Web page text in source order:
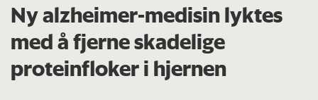
Ny alzheimer-medisin lyktes
med å fjerne skadelige
proteinfloker i hjernen